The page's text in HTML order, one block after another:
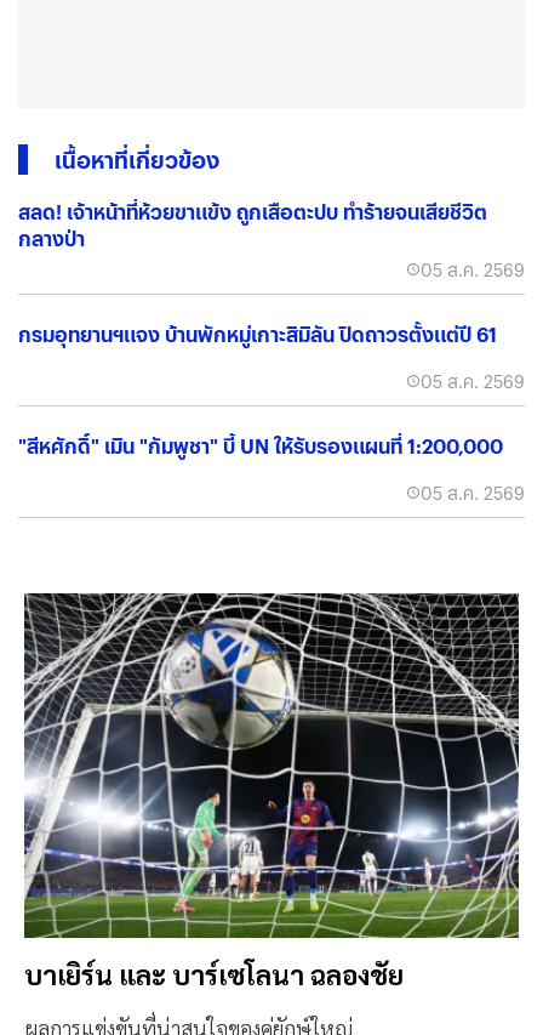
เนื้อหาที่เกี่ยวข้อง
สลด! เจ้าหน้าที่ห้วยขาแข้ง ถูกเสือตะปบ ทำร้ายจนเสียชีวิต
กลางป่า
05 ส.ค. 2569
กรมอุทยานฯแจง บ้านพักหมู่เกาะสิมิลัน ปิดถาวรตั้งแต่ปี 61
05 ส.ค. 2569
"สีหศักดิ์" เมิน "กัมพูชา" บี้ UN ให้รับรองแผนที่ 1:200,000
05 ส.ค. 2569
บาเยิร์น และ บาร์เซโลนา ฉลองชัย
ผลการแข่งขันที่น่าสนใจของคู่ยักษ์ใหญ่